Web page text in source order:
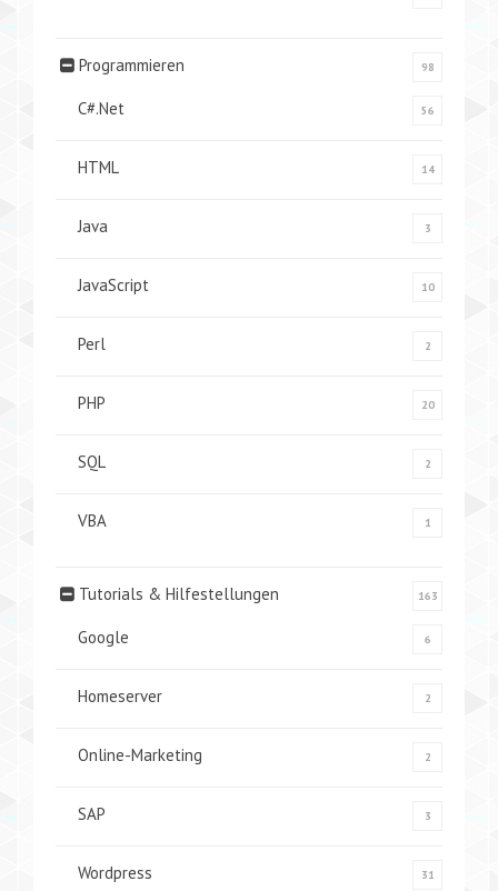
Programmieren 98
C#.Net 56
HTML 14
Java 3
JavaScript 10
Perl 2
PHP 20
SQL 2
VBA 1
Tutorials & Hilfestellungen 163
Google 6
Homeserver 2
Online-Marketing 2
SAP 3
Wordpress 31